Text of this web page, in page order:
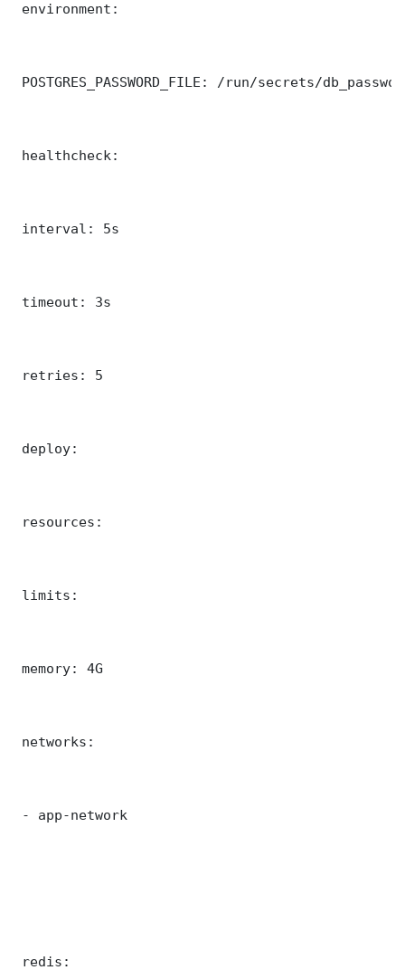
environment:
POSTGRES_PASSWORD_FILE: /run/secrets/
healthcheck:
interval: 5s
timeout: 3s
retries: 5
deploy:
resources:
limits:
memory: 4G
networks:
- app-network
redis: